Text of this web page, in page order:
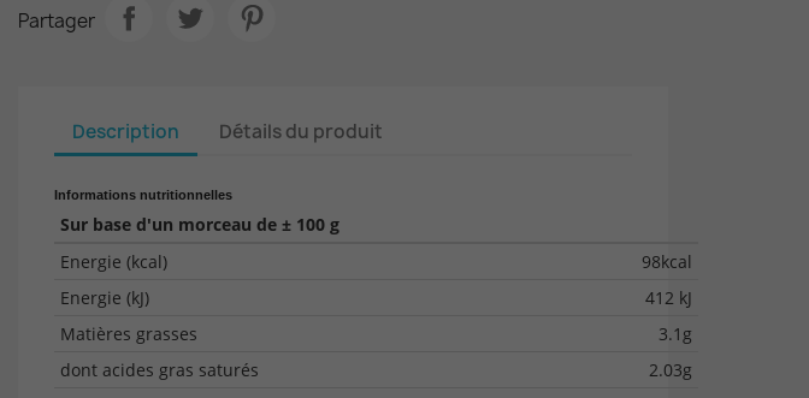
Partager
Description Détails du produit
Informations nutritionnelles
Sur base d'un morceau de ± 100 g
Energie (kcal)
98kcal
Energie (kJ)
412 kJ
Matières grasses
3.1g
dont acides gras saturés
2.03g